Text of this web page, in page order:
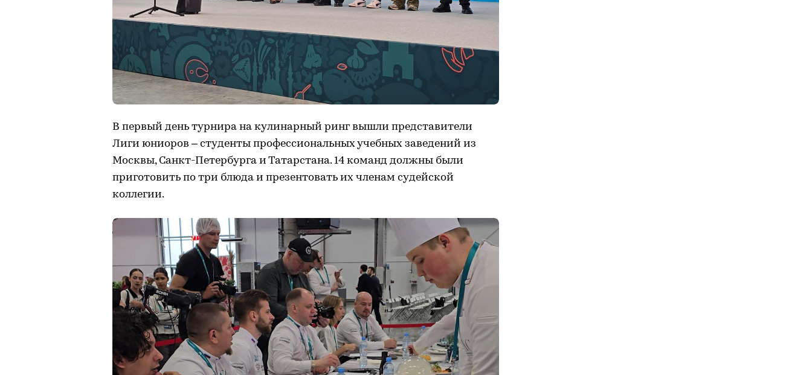
В первый день турнира на кулинарный ринг вышли представители
Лиги юниоров – студенты профессиональных учебных заведений из
Москвы, Санкт-Петербурга и Татарстана. 14 команд должны были
приготовить по три блюда и презентовать их членам судейской
коллегии.